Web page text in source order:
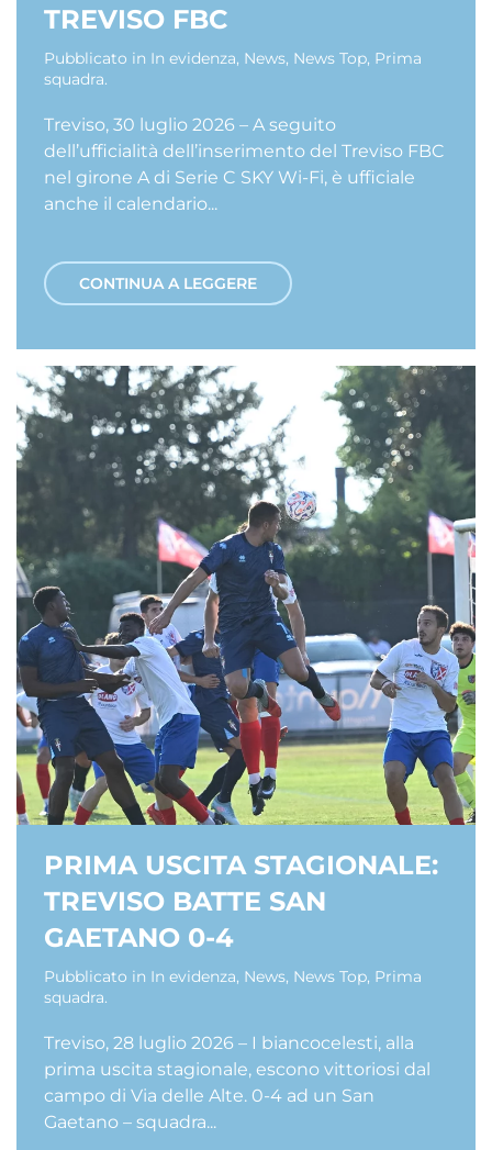
TREVISO FBC
Pubblicato in In evidenza, News, News Top, Prima
squadra.
Treviso, 30 luglio 2026 – A seguito
dell’ufficialità dell’inserimento del Treviso FBC
nel girone A di Serie C SKY Wi-Fi, è ufficiale
anche il calendario...
CONTINUA A LEGGERE
PRIMA USCITA STAGIONALE:
TREVISO BATTE SAN
GAETANO 0-4
Pubblicato in In evidenza, News, News Top, Prima
squadra.
Treviso, 28 luglio 2026 – I biancocelesti, alla
prima uscita stagionale, escono vittoriosi dal
campo di Via delle Alte. 0-4 ad un San
Gaetano – squadra...